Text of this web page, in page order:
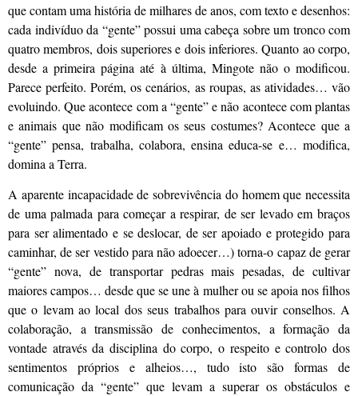
que contam uma história de milhares de anos, com texto e desenhos:
cada indivíduo da “gente” possui uma cabeça sobre um tronco com
quatro membros, dois superiores e dois inferiores. Quanto ao corpo,
desde a primeira página até à última, Mingote não o modificou.
Parece perfeito. Porém, os cenários, as roupas, as atividades… vão
evoluindo. Que acontece com a “gente” e não acontece com plantas
e animais que não modificam os seus costumes? Acontece que a
“gente” pensa, trabalha, colabora, ensina educa-se e… modifica,
domina a Terra.
A aparente incapacidade de sobrevivência do homem que necessita
de uma palmada para começar a respirar, de ser levado em braços
para ser alimentado e se deslocar, de ser apoiado e protegido para
caminhar, de ser vestido para não adoecer…) torna-o capaz de gerar
“gente” nova, de transportar pedras mais pesadas, de cultivar
maiores campos… desde que se une à mulher ou se apoia nos filhos
que o levam ao local dos seus trabalhos para ouvir conselhos. A
colaboração, a transmissão de conhecimentos, a formação da
vontade através da disciplina do corpo, o respeito e controlo dos
sentimentos próprios e alheios…, tudo isto são formas de
comunicação da “gente” que levam a superar os obstáculos e